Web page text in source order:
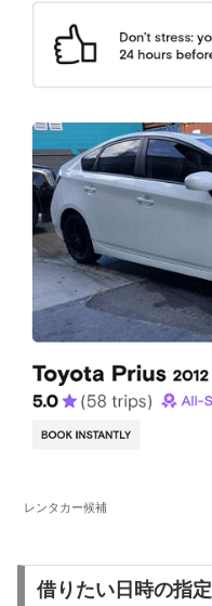
レンタカー候補
借りたい日時の指定